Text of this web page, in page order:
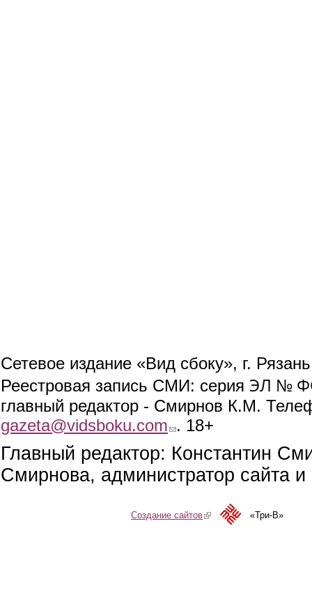
Сетевое издание «Вид сбоку», г.
Реестровая запись СМИ: серия ЭЛ №
главный редактор - Смирнов К.М.
gazeta@vidsboku.com (link sends e-mail)
. 18+
Главный редактор: Константин
Смирнова, администратор сайта
Создание сайтов(link is external)«Три-В»